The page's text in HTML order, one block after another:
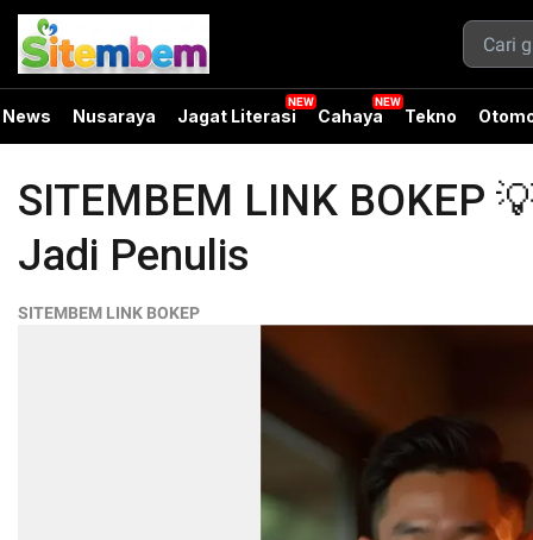
News Nusaraya Jagat Literasi Cahaya Tekno
SITEMBEM LINK BOKEP
Jadi Penulis
SITEMBEM LINK BOKEP